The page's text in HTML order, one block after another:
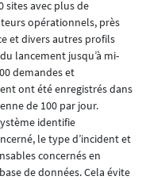
sites avec plus de
opérationnels, près
et divers autres profils
lancement jusqu’à mi-
demandes et
ont été enregistrés dans
de 100 par jour.
identifie
le type d’incident et
concernés en
de données. Cela évite